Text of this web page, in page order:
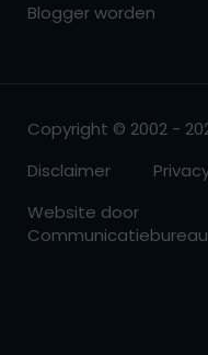
Blogger worden
Copyright © 2002 -
Disclaimer
Website door